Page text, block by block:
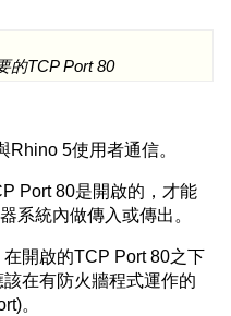
的TCP Port 80
5使用者通信。
Port 80是開啟的，才能
系統內做傳入或傳出。
開啟的TCP Port 80之下
在有防火牆程式運作的
。